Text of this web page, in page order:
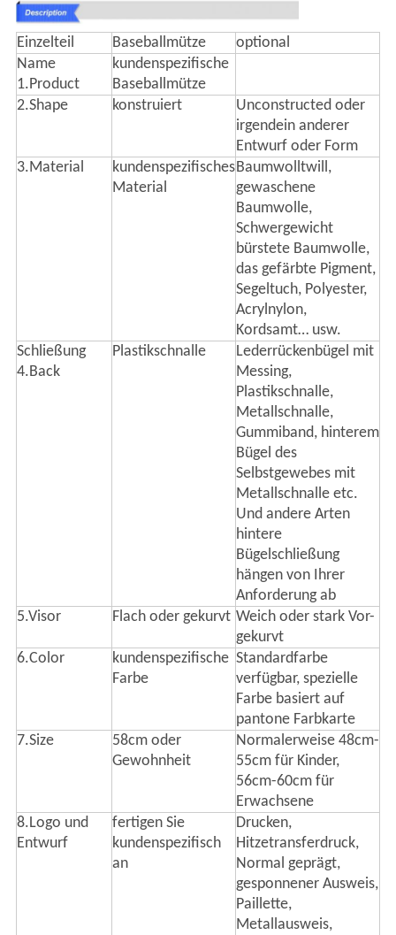
Einzelteil Baseballmütze
optional
Name
1.Product
kundenspezifische
Baseballmütze
2.Shape
konstruiert
Unconstructed oder
irgendein anderer
Entwurf oder Form
3.Material
kundenspezifisches
Material
Baumwolltwill,
gewaschene
Baumwolle,
Schwergewicht
bürstete Baumwolle,
das gefärbte Pigment,
Segeltuch, Polyester,
Acrylnylon,
Kordsamt… usw.
Schließung
4.Back
Plastikschnalle
Lederrückenbügel mit
Messing,
Plastikschnalle,
Metallschnalle,
Gummiband, hinterem
Bügel des
Selbstgewebes mit
Metallschnalle etc.
Und andere Arten
hintere
Bügelschließung
hängen von Ihrer
Anforderung ab
5.Visor
Flach oder gekurvt Weich oder stark Vor-
gekurvt
6.Color
kundenspezifische
Farbe
Standardfarbe
verfügbar, spezielle
Farbe basiert auf
pantone Farbkarte
7.Size
58cm oder
Gewohnheit
Normalerweise 48cm-
55cm für Kinder,
56cm-60cm für
Erwachsene
8.Logo und
Entwurf
fertigen Sie
kundenspezifisch
an
Drucken,
Hitzetransferdruck,
Normal geprägt,
gesponnener Ausweis,
Paillette,
Metallausweis,